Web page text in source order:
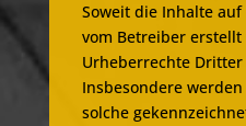
Soweit die Inhalte
vom Betreiber
Urheberrechte Dritter
Insbesondere
solche